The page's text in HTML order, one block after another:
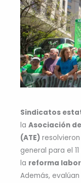
Sindicatos
la Asociación
(ATE)
general para el
la reforma
Además,